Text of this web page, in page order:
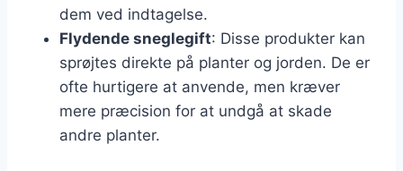
dem ved indtagelse.
Flydende sneglegift: Disse produkter kan
sprøjtes direkte på planter og jorden. De er
ofte hurtigere at anvende, men kræver
mere præcision for at undgå at skade
andre planter.